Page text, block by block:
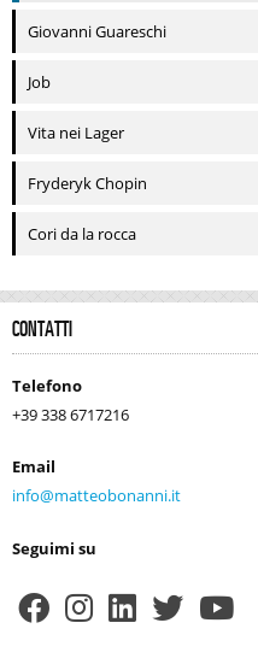
Giovanni Guareschi
Job
Vita nei Lager
Fryderyk Chopin
Cori da la rocca
CONTATTI
Telefono
+39 338 6717216
Email
info@matteobonanni.it
Seguimi su